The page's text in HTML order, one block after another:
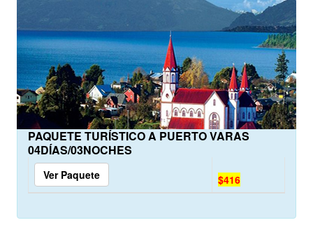
PAQUETE TURÍSTICO A PUERTO VARAS
04DÍAS/03NOCHES
Ver Paquete $416